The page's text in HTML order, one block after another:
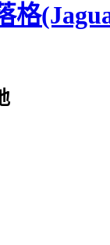
格